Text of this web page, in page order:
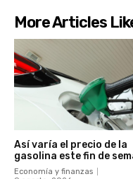
More Articles
Así varía el precio de la
gasolina este fin de
Economía y finanzas